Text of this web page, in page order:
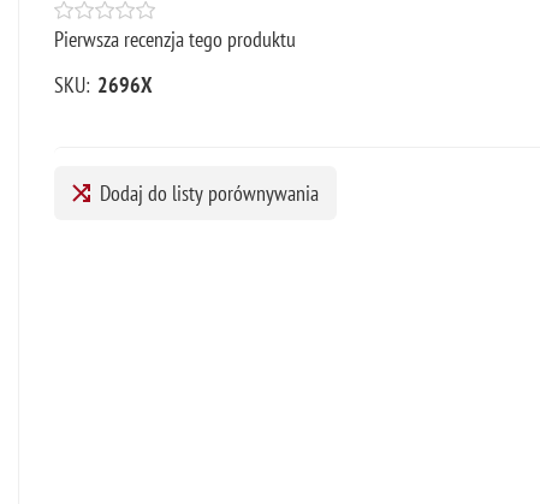
Pierwsza recenzja tego produktu
SKU: 2696X
Dodaj do listy porównywania